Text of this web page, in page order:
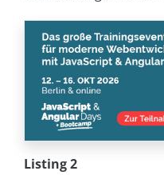
Listing 2